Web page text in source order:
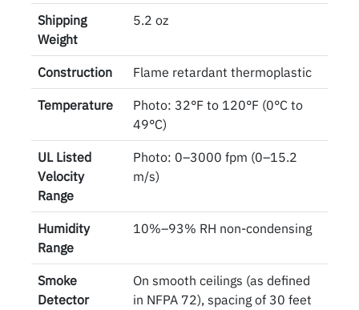
Shipping
Weight
5.2 oz
Construction Flame retardant thermoplastic
Temperature
Photo: 32°F to 120°F (0°C to
49°C)
UL Listed
Velocity
Range
Photo: 0–3000 fpm (0–15.2
m/s)
Humidity
Range
10%–93% RH non-condensing
Smoke
Detector
On smooth ceilings (as defined
in NFPA 72), spacing of 30 feet